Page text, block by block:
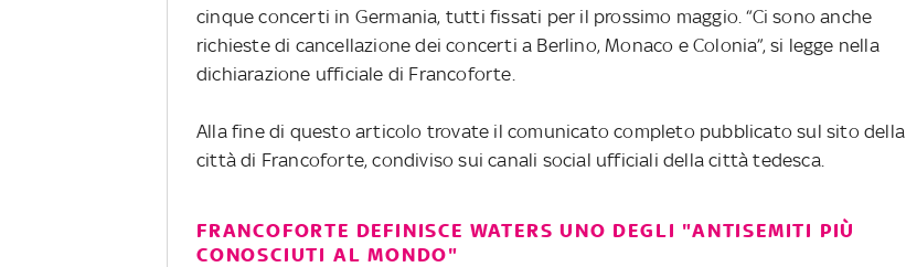
cinque concerti in Germania, tutti fissati per il prossimo maggio. “Ci sono anche
richieste di cancellazione dei concerti a Berlino, Monaco e Colonia”, si legge nella
dichiarazione ufficiale di Francoforte.
Alla fine di questo articolo trovate il comunicato completo pubblicato sul sito della
città di Francoforte, condiviso sui canali social ufficiali della città tedesca.
FRANCOFORTE DEFINISCE WATERS UNO DEGLI "ANTISEMITI PIÙ
CONOSCIUTI AL MONDO"